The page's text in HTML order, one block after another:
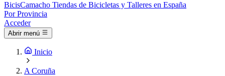
BicisCamacho Tiendas de Bicicletas y Talleres en España
Por Provincia
Acceder
Abrir menú
Inicio
A Coruña